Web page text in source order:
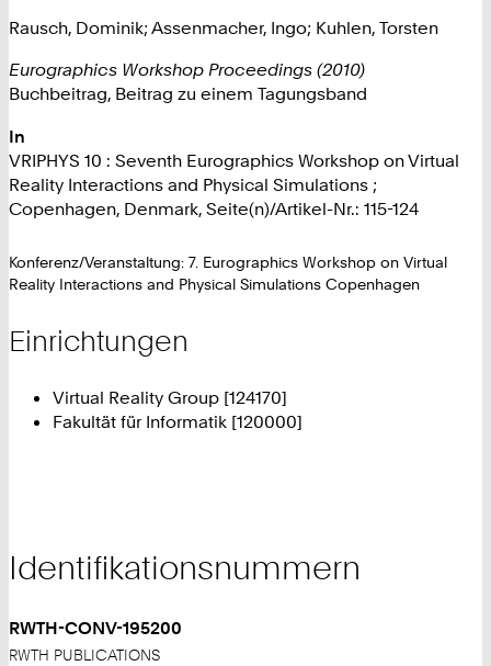
Rausch, Dominik; Assenmacher, Ingo; Kuhlen, Torsten
Eurographics Workshop Proceedings (2010)
Buchbeitrag, Beitrag zu einem Tagungsband
In
VRIPHYS 10 : Seventh Eurographics Workshop on Virtual
Reality Interactions and Physical Simulations ;
Copenhagen, Denmark, Seite(n)/Artikel-Nr.: 115-124
Konferenz/Veranstaltung: 7. Eurographics Workshop on Virtual
Reality Interactions and Physical Simulations Copenhagen
Einrichtungen
Virtual Reality Group [124170]
Fakultät für Informatik [120000]
Identifikationsnummern
RWTH-CONV-195200
RWTH PUBLICATIONS